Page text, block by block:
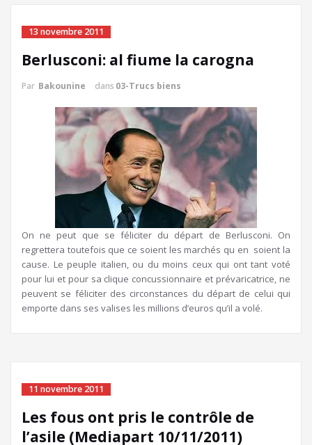
13 novembre 2011
Berlusconi: al fiume la carogna
Par Bakounine dans 03-Trucs biens
On ne peut que se féliciter du départ de Berlusconi. On
regrettera toutefois que ce soient les marchés qu en soient la
cause. Le peuple italien, ou du moins ceux qui ont tant voté
pour lui et pour sa clique concussionnaire et prévaricatrice, ne
peuvent se féliciter des circonstances du départ de celui qui
emporte dans ses valises les millions d’euros qu’il a volé.
11 novembre 2011
Les fous ont pris le contrôle de
l’asile (Mediapart 10/11/2011)